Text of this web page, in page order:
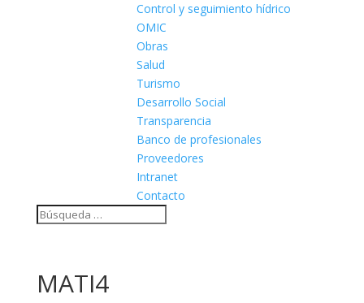
Control y seguimiento hídrico
OMIC
Obras
Salud
Turismo
Desarrollo Social
Transparencia
Banco de profesionales
Proveedores
Intranet
Contacto
MATI4